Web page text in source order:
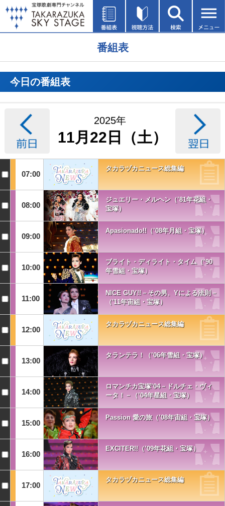
番組表
今日の番組表
2025年
11月22日（土）
07:00
タカラヅカニュース総集編
08:00
ジュエリー・メルヘン（’81年花組・
宝塚）
09:00
Apasionado!!（’08年月組・宝塚）
10:00
ブライト・ディライト・タイム（’90
年雪組・宝塚）
11:00
NICE GUY!!－その男、Yによる法則－
（'11年宙組・宝塚）
12:00
タカラヅカニュース総集編
13:00
タランテラ！（’06年雪組・宝塚）
14:00
ロマンチカ宝塚’04－ドルチェ・ヴィ
ータ！－（’04年星組・宝塚）
15:00
Passion 愛の旅（’08年宙組・宝塚）
16:00
EXCITER!!（’09年花組・宝塚）
17:00
タカラヅカニュース総集編